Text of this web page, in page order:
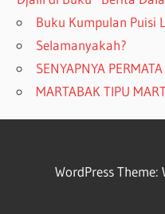
Buku Kumpulan Puisi
Selamanyakah?
SENYAPNYA PERMATA
MARTABAK TIPU
WordPress